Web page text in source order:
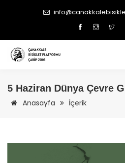
5 Haziran Dünya Çevre
Anasayfa İçerik